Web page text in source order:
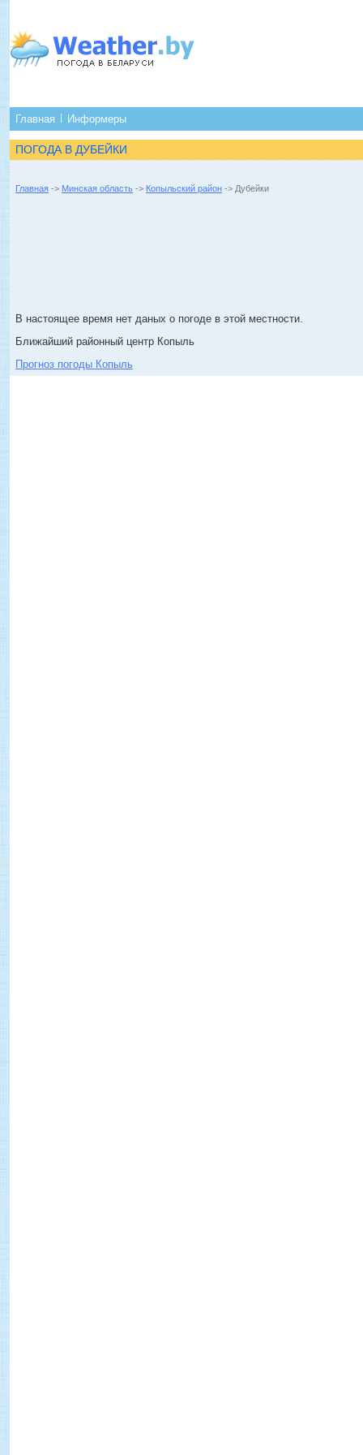
Главная Информеры
ПОГОДА В ДУБЕЙКИ
Главная -> Минская область -> Копыльский район -> Дубейки
В настоящее время нет даных о погоде в этой местности.
Ближайший районный центр Копыль
Прогноз погоды Копыль